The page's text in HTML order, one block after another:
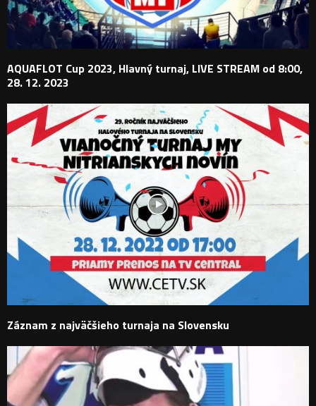
AQUAFLOT Cup 2023, Hlavný turnaj, LIVE STREAM od 8:00,
28. 12. 2023
Záznam z najväčšieho turnaja na Slovensku